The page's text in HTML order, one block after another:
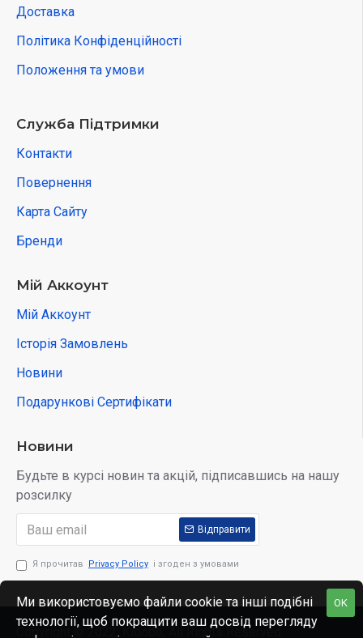
Доставка
Політика Конфіденційності
Положення та умови
Служба Підтримки
Контакти
Повернення
Карта Сайту
Бренди
Мій Аккоунт
Мій Аккоунт
Історія Замовлень
Новини
Подарункові Сертифікати
Новини
Будьте в курсі новин та акцій, підписавшись на нашу
розсилку
Відправити
Я прочитав Privacy Policy і згоден з умовами
Copyright © 2022, Kidobo, All Rights Reserved
OK
Ми використовуємо файли cookie та інші подібні
технології, щоб покращити ваш досвід перегляду